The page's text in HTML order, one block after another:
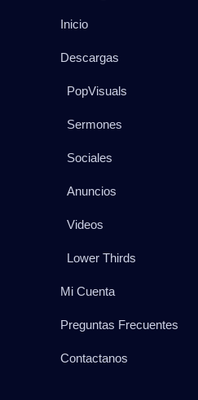
Inicio
Descargas
PopVisuals
Sermones
Sociales
Anuncios
Videos
Lower Thirds
Mi Cuenta
Preguntas Frecuentes
Contactanos